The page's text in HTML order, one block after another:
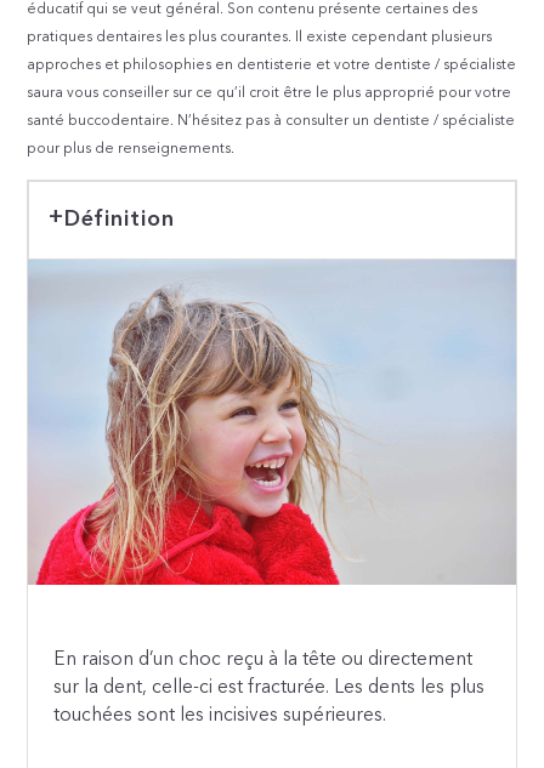
éducatif qui se veut général. Son contenu présente certaines des
pratiques dentaires les plus courantes. Il existe cependant plusieurs
approches et philosophies en dentisterie et votre dentiste / spécialiste
saura vous conseiller sur ce qu’il croit être le plus approprié pour votre
santé buccodentaire. N’hésitez pas à consulter un dentiste / spécialiste
pour plus de renseignements.
Définition
En raison d’un choc reçu à la tête ou directement
sur la dent, celle-ci est fracturée. Les dents les plus
touchées sont les incisives supérieures.